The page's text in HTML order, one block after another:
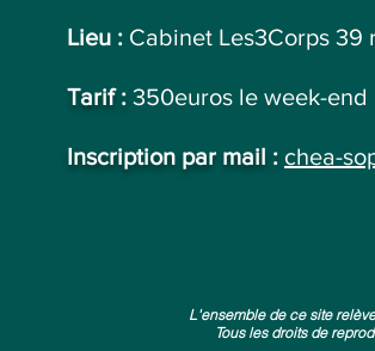
Lieu : Cabinet Les3Corps
Tarif : 350euros le week-end
Inscription par mail : chea-
L'ensemble de ce site
Tous les droits de